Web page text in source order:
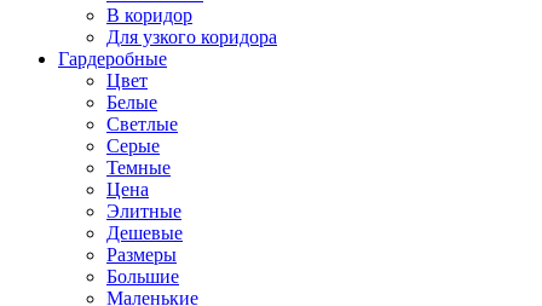
В коридор
Для узкого коридора
Гардеробные
Цвет
Белые
Светлые
Серые
Темные
Цена
Элитные
Дешевые
Размеры
Большие
Маленькие